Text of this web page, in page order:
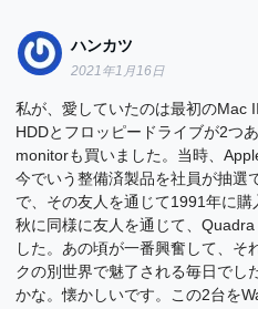
ハンカツ
2021年1月16日
私が、愛していたのは最初のMac
HDDとフロッピードライブが2つ
monitorも買いました。当時、
今でいう整備済製品を社員が抽選
で、その友人を通じて1991年に
秋に同様に友人を通じて、
した。あの頃が一番興奮して、そ
クの別世界で魅了される毎日でし
かな。懐かしいです。この2台を